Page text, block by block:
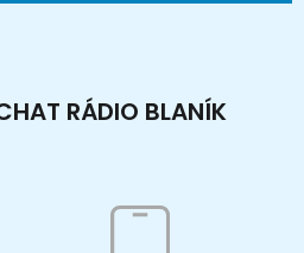
RÁDIO BLANÍK